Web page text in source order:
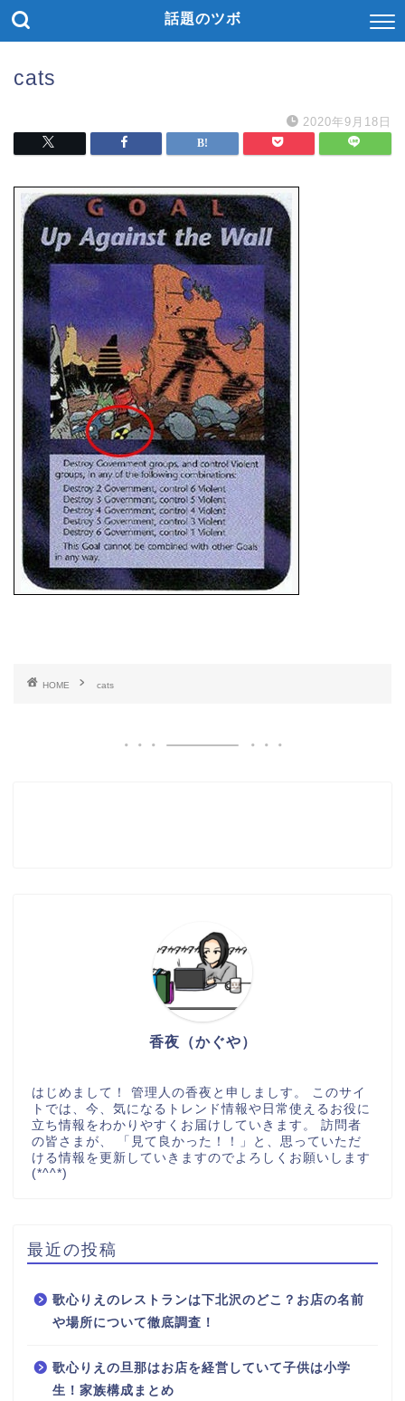
話題のツボ
cats
2020年9月18日
HOME cats
香夜（かぐや）
はじめまして！ 管理人の香夜と申しましす。 このサイ
トでは、今、気になるトレンド情報や日常使えるお役に
立ち情報をわかりやすくお届けしていきます。 訪問者
の皆さまが、 「見て良かった！！」と、思っていただ
ける情報を更新していきますのでよろしくお願いします
(*^^*)
最近の投稿
歌心りえのレストランは下北沢のどこ？お店の名前
や場所について徹底調査！
歌心りえの旦那はお店を経営していて子供は小学
生！家族構成まとめ